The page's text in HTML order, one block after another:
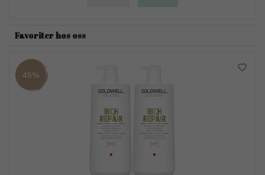
Favoriter hos oss
45%